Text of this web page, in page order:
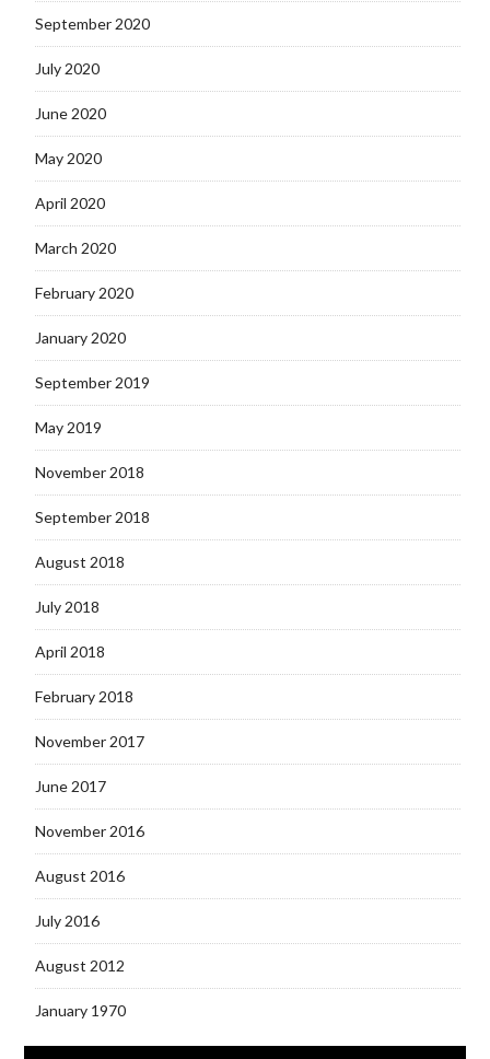
September 2020
July 2020
June 2020
May 2020
April 2020
March 2020
February 2020
January 2020
September 2019
May 2019
November 2018
September 2018
August 2018
July 2018
April 2018
February 2018
November 2017
June 2017
November 2016
August 2016
July 2016
August 2012
January 1970